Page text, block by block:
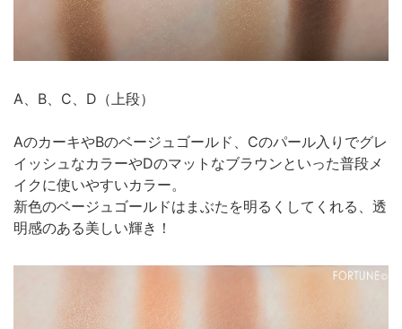
A、B、C、D（上段）
AのカーキやBのベージュゴールド、Cのパール入りでグレ
イッシュなカラーやDのマットなブラウンといった普段メ
イクに使いやすいカラー。
新色のベージュゴールドはまぶたを明るくしてくれる、透
明感のある美しい輝き！